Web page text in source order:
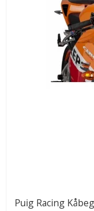
Puig Racing